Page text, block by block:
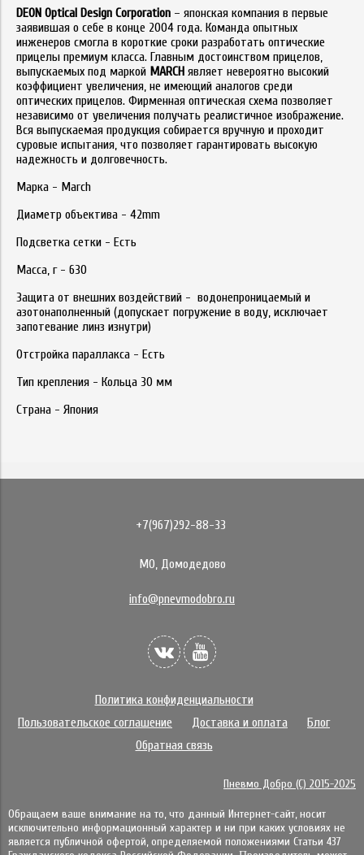
DEON Optical Design Corporation – японская компания в первые
заявившая о себе в конце 2004 года. Команда опытных
инженеров смогла в короткие сроки разработать оптические
прицелы премиум класса. Главным достоинством прицелов,
выпускаемых под маркой MARCH являет невероятно высокий
коэффициент увеличения, не имеющий аналогов среди
оптических прицелов. Фирменная оптическая схема позволяет
независимо от увеличения получать реалистичное изображение.
Вся выпускаемая продукция собирается вручную и проходит
суровые испытания, что позволяет гарантировать высокую
надежность и долговечность.
Марка - March
Диаметр объектива - 42mm
Подсветка сетки - Есть
Масса, г - 630
Защита от внешних воздействий - водонепроницаемый и
азотонаполненный (допускает погружение в воду, исключает
запотевание линз изнутри)
Отстройка параллакса - Есть
Тип крепления - Кольца 30 мм
Страна - Япония
+7(967)292-88-33
МО, Домодедово
info@pnevmodobro.ru
Политика конфиденциальности
Пользовательское соглашение
Доставка и оплата
Блог
Обратная связь
Пневмо Добро (С) 2015-2025
Обращаем ваше внимание на то, что данный Интернет-сайт, носит
исключительно информационный характер и ни при каких условиях не
является публичной офертой, определяемой положениями Статьи 437